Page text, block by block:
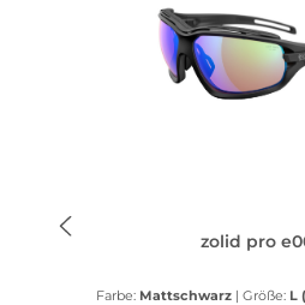
zolid pro
Farbe: Mattschwarz | Größe: L